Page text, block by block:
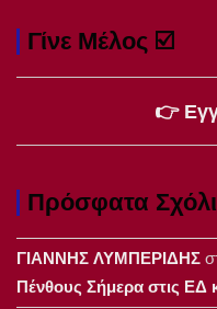
Γίνε Μέλος ☑️
👉
Πρόσφατα
ΓΙΑΝΝΗΣ ΛΥΜΠΕΡΙΔΗΣ
Πένθους Σήμερα στις ΕΔ